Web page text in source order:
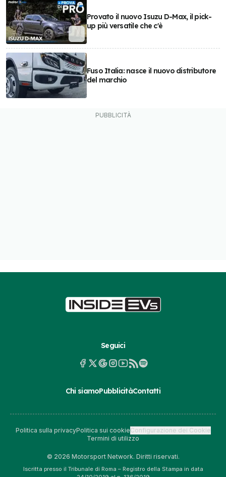
Provato il nuovo Isuzu D-Max, il pick-
up più versatile che c'è
Fuso Italia: nasce il nuovo distributore
del marchio
Seguici
Chi siamoPubblicitàContatti
Politica sulla privacyPolitica sui cookieConfigurazione dei Cookie
Termini di utilizzo
© 2026 Motorsport Network. Diritti riservati.
Iscritta presso il Tribunale di Roma – Registro della Stampa in data